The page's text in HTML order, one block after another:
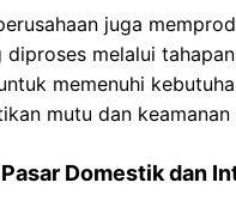
juga
melalui
memenuhi
mutu dan keamanan
Domestik dan